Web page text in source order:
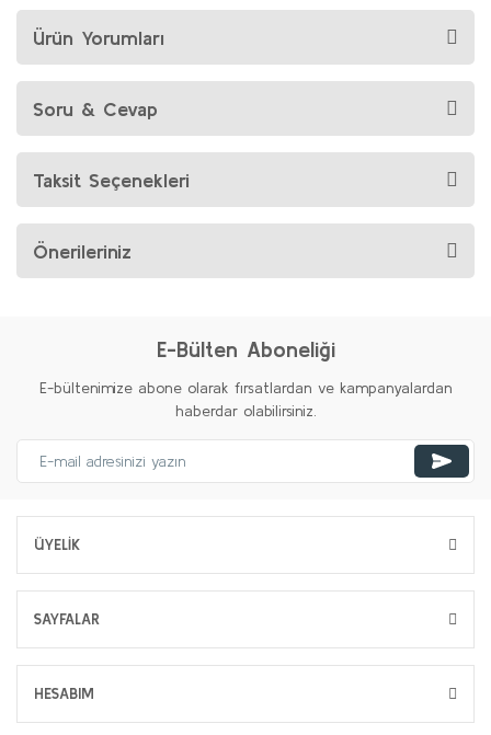
Ürün Yorumları
Soru & Cevap
Taksit Seçenekleri
Önerileriniz
E-Bülten Aboneliği
E-bültenimize abone olarak fırsatlardan ve kampanyalardan
haberdar olabilirsiniz.
ÜYELİK
SAYFALAR
HESABIM